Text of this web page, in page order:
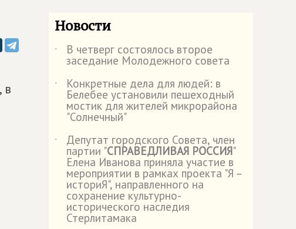
в
Новости
˙ В четверг состоялось второе
заседание Молодежного совета
˙
Конкретные дела для людей: в
Белебее установили пешеходный
мостик для жителей микрорайона
"Солнечный"
˙
Депутат городского Совета, член
партии "СПРАВЕДЛИВАЯ РОССИЯ"
Елена Иванова приняла участие в
мероприятии в рамках проекта "Я –
историЯ", направленного на
сохранение культурно-
исторического наследия
Стерлитамака